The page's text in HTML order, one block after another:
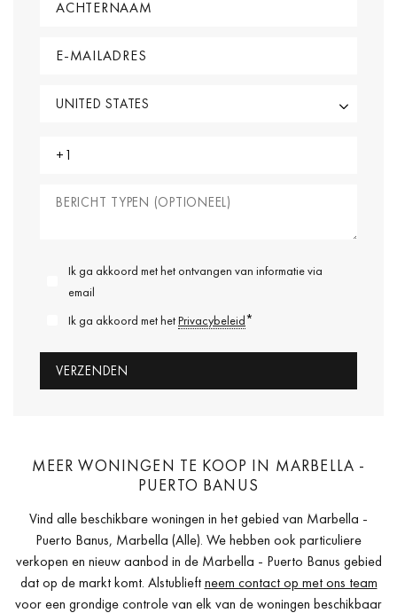
Ik ga akkoord met het ontvangen van informatie via
email
Ik ga akkoord met hetPrivacybeleid*
MEER WONINGEN TE KOOP IN MARBELLA -
PUERTO BANUS
Vind alle beschikbare woningen in het gebied van Marbella -
Puerto Banus, Marbella (Alle). We hebben ook particuliere
verkopen en nieuw aanbod in de Marbella - Puerto Banus gebied
dat op de markt komt. Alstublieftneem contact op met ons team
voor een grondige controle van elk van de woningen beschikbaar